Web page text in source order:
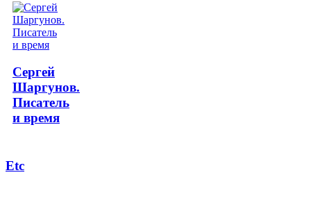
Сергей
Шаргунов.
Писатель
и время
Etc